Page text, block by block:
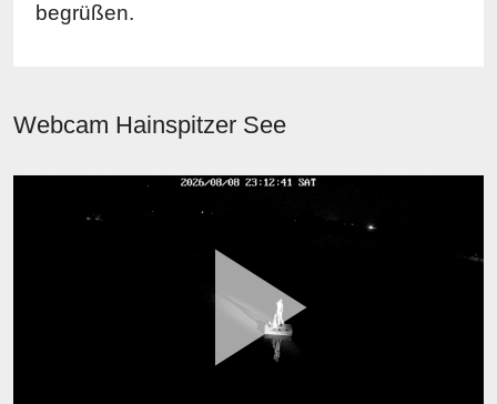
begrüßen.
Webcam Hainspitzer See